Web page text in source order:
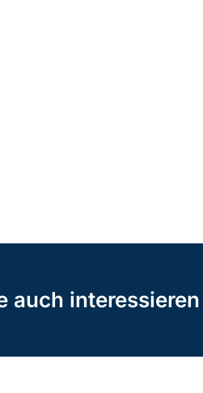
auch interessieren